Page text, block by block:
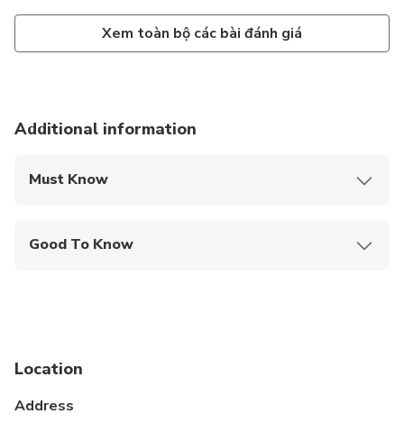
Xem toàn bộ các bài đánh giá
Additional information
Must Know
Good To Know
Suitable for all physical fitness levels
Not recommended for child aged 4 and under
Location
Address